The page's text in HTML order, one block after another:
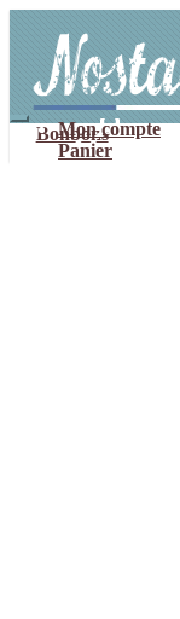
navigation
contenu
Mon compte
Panier
Bonbons